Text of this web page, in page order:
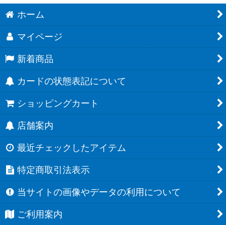
ホーム
マイページ
新着商品
カードの状態表記について
ショッピングカート
店舗案内
最近チェックしたアイテム
特定商取引法表示
当サイトの画像やデータの利用について
ご利用案内